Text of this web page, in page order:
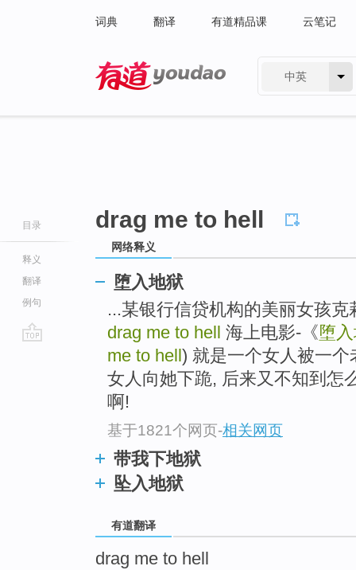
词典 翻译 有道精品课 云笔记
中英
目录
释义
翻译
例句
drag me to hell
网络释义
堕入地狱
...某银行信贷机构的美丽女孩
drag me to hell
海上电影-《堕
me to hell ) 就是一个女人被一
女人向她下跪, 后来又不知到怎
啊!
基于1821个网页-相关网页
带我下地狱
坠入地狱
有道翻译
drag me to hell